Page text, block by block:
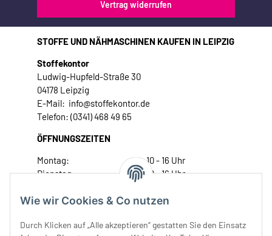
Wie wir Cookies & Co nutzen
Durch Klicken auf „Alle akzeptieren“ gestatten Sie den Einsatz
Vertrag widerrufen
STOFFE UND NÄHMASCHINEN KAUFEN IN LEIPZIG
Stoffekontor
Ludwig-Hupfeld-Straße 30
04178 Leipzig
E-Mail: info@stoffekontor.de
Telefon: (0341) 468 49 65
ÖFFNUNGSZEITEN
Montag:
10 - 16 Uhr
Dienstag:
10 - 16 Uhr
Donnerstag:
10 - 18 Uhr
Samstag:
10 - 14 Uhr